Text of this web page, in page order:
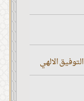
الالهي